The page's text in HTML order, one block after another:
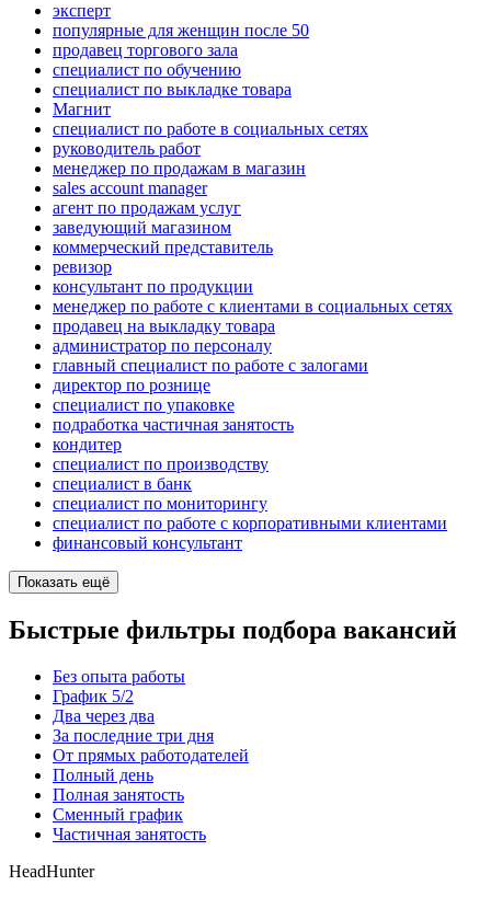
эксперт
популярные для женщин после 50
продавец торгового зала
специалист по обучению
специалист по выкладке товара
Магнит
специалист по работе в социальных сетях
руководитель работ
менеджер по продажам в магазин
sales account manager
агент по продажам услуг
заведующий магазином
коммерческий представитель
ревизор
консультант по продукции
менеджер по работе с клиентами в социальных сетях
продавец на выкладку товара
администратор по персоналу
главный специалист по работе с залогами
директор по рознице
специалист по упаковке
подработка частичная занятость
кондитер
специалист по производству
специалист в банк
специалист по мониторингу
специалист по работе с корпоративными клиентами
финансовый консультант
Показать ещё
Быстрые фильтры подбора вакансий
Без опыта работы
График 5/2
Два через два
За последние три дня
От прямых работодателей
Полный день
Полная занятость
Сменный график
Частичная занятость
HeadHunter